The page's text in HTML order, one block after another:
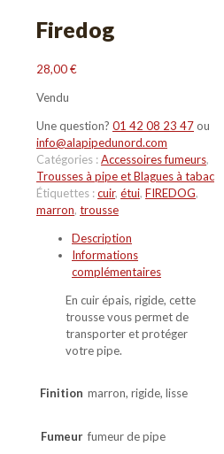
Firedog
28,00€
Vendu
Une question? 01 42 08 23 47ou
info@alapipedunord.com
Catégories :Accessoires fumeurs,
Trousses à pipe et Blagues à tabac
Étiquettes :cuir, étui, FIREDOG,
marron, trousse
Description
Informations
complémentaires
En cuir épais, rigide, cette
trousse vous permet de
transporter et protéger
votre pipe.
Finition marron, rigide, lisse
Fumeur fumeur de pipe